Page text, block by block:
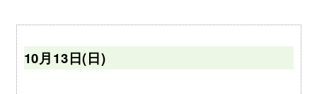
10月13日(日)